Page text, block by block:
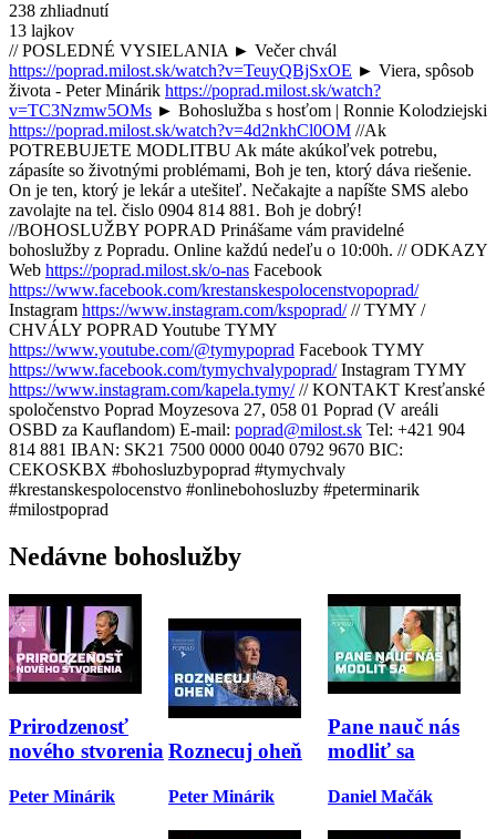
238 zhliadnutí
13 lajkov
// POSLEDNÉ VYSIELANIA ► Večer chvál
https://poprad.milost.sk/watch?v=TeuyQBjSxOE ► Viera, spôsob
života - Peter Minárik https://poprad.milost.sk/watch?
v=TC3Nzmw5OMs ► Bohoslužba s hosťom | Ronnie Kolodziejski
https://poprad.milost.sk/watch?v=4d2nkhCl0OM //Ak
POTREBUJETE MODLITBU Ak máte akúkoľvek potrebu,
zápasíte so životnými problémami, Boh je ten, ktorý dáva riešenie.
On je ten, ktorý je lekár a utešiteľ. Nečakajte a napíšte SMS alebo
zavolajte na tel. čislo 0904 814 881. Boh je dobrý!
//BOHOSLUŽBY POPRAD Prinášame vám pravidelné
bohoslužby z Popradu. Online každú nedeľu o 10:00h. // ODKAZY
Web https://poprad.milost.sk/o-nas Facebook
https://www.facebook.com/krestanskespolocenstvopoprad/
Instagram https://www.instagram.com/kspoprad/// TYMY /
CHVÁLY POPRAD Youtube TYMY
https://www.youtube.com/@tymypoprad Facebook TYMY
https://www.facebook.com/tymychvalypoprad/Instagram TYMY
https://www.instagram.com/kapela.tymy/// KONTAKT Kresťanské
spoločenstvo Poprad Moyzesova 27, 058 01 Poprad (V areáli
OSBD za Kauflandom) E-mail: poprad@milost.sk Tel: +421 904
814 881 IBAN: SK21 7500 0000 0040 0792 9670 BIC:
CEKOSKBX #bohosluzbypoprad #tymychvaly
#krestanskespolocenstvo #onlinebohosluzby #peterminarik
#milostpoprad
Nedávne bohoslužby
Prirodzenosť
nového stvorenia
Peter Minárik
Roznecuj oheň
Peter Minárik
Pane nauč nás
modliť sa
Daniel Mačák